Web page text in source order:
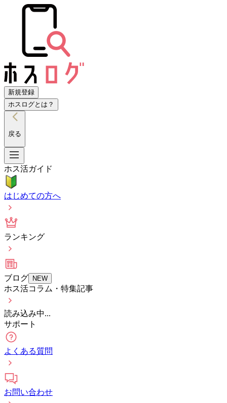
新規登録
ホスログとは？
戻る
ホス活ガイド
はじめての方へ
ランキング
ブログ NEW
ホス活コラム・特集記事
読み込み中...
サポート
よくある質問
お問い合わせ